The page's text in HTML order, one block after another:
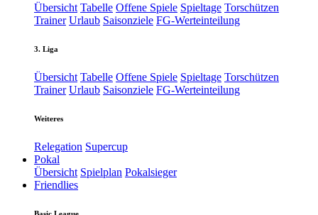
Übersicht Tabelle Offene Spiele Spieltage Torschützen
Trainer Urlaub Saisonziele FG-Werteinteilung
3. Liga
Übersicht Tabelle Offene Spiele Spieltage Torschützen
Trainer Urlaub Saisonziele FG-Werteinteilung
Weiteres
Relegation Supercup
Pokal
Übersicht Spielplan Pokalsieger
Friendlies